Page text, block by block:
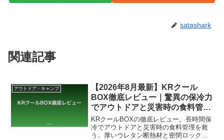
satashark
関連記事
アウトドア・キャンプ
【2026年8月最新】KRクール
BOX徹底レビュー｜驚異の保冷力
でアウトドアと災害時の食料管理
を救うクーラーボックス
KRクールBOXの徹底レビュー。長時間保
冷でアウトドアと災害時の食料管理を救
う。厚いウレタン断熱材と密閉ロック構